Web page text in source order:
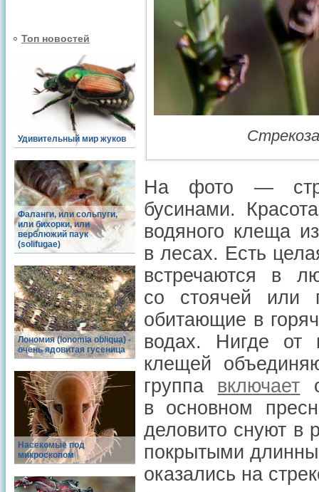
Топ новостей
Удивительный мир жуков
Фаланги, или сольпуги,
или бихорки, или
верблюжий паук
(solifugae)
Лономия (lonomia obliqua) -
очень ядовитая гусеница
Насекомые под
микроскопом
На фото —
бусинами.
водяного клеща
в лесах. Есть
встречаются в
со стоячей или
обитающие в
водах. Нигде от
клещей
группа включает
в основном
деловито снуют в
покрытыми
оказались на